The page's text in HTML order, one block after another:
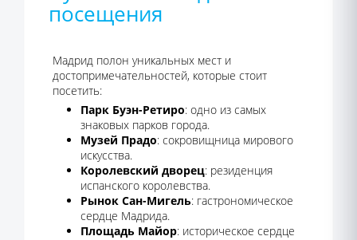
посещения
Мадрид полон уникальных мест и
достопримечательностей, которые стоит
посетить:
Парк Буэн-Ретиро: одно из самых
знаковых парков города.
Музей Прадо: сокровищница мирового
искусства.
Королевский дворец: резиденция
испанского королевства.
Рынок Сан-Мигель: гастрономическое
сердце Мадрида.
Площадь Майор: историческое сердце